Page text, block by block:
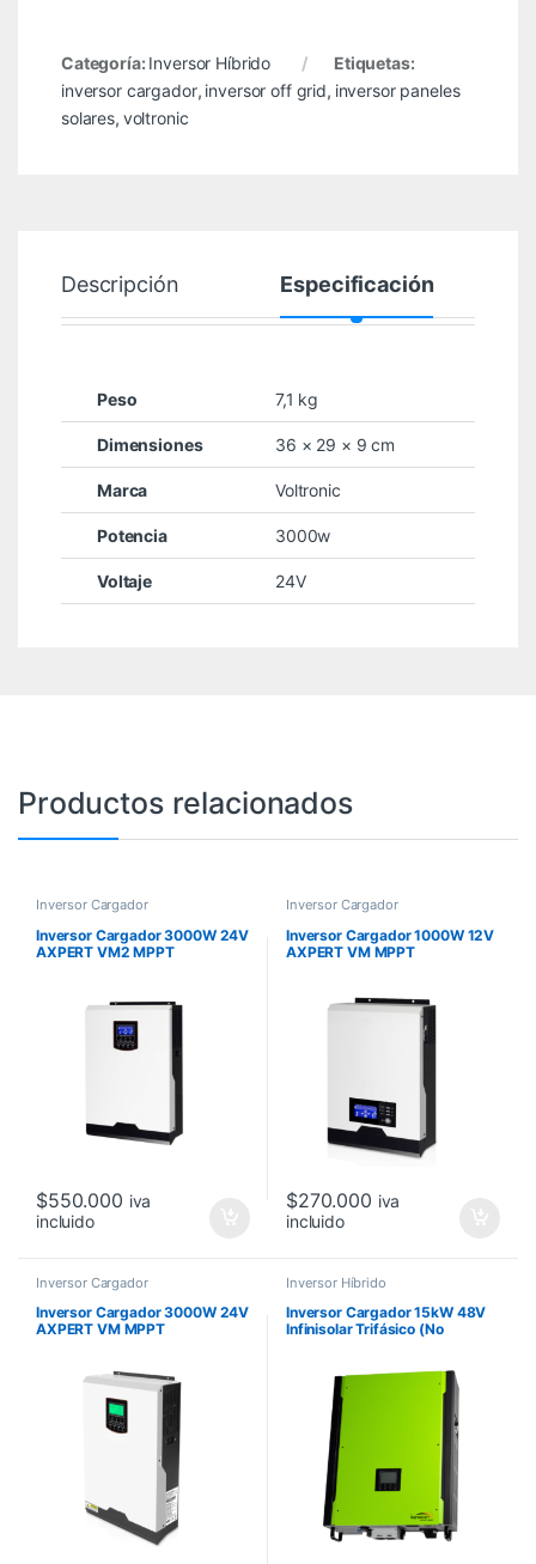
Categoría: Inversor Híbrido
Etiquetas:
inversor cargador, inversor off grid, inversor paneles
solares, voltronic
Descripción Especificación
Peso 7,1 kg
Dimensiones 36 × 29 × 9 cm
Marca Voltronic
Potencia 3000w
Voltaje 24V
Productos relacionados
Inversor Cargador
Inversor Cargador 3000W 24V
AXPERT VM2 MPPT
$550.000 iva
incluido
Inversor Cargador
Inversor Cargador 1000W 12V
AXPERT VM MPPT
$270.000 iva
incluido
Inversor Cargador
Inversor Cargador 3000W 24V
AXPERT VM MPPT
Inversor Híbrido
Inversor Cargador 15kW 48V
Infinisolar Trifásico (No